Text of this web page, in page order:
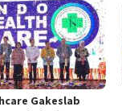
Gakeslab